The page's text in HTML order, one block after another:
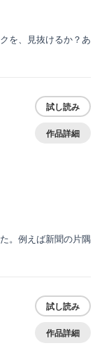
を、見抜けるか？あ
試し読み
作品詳細
。例えば新聞の片隅
試し読み
作品詳細